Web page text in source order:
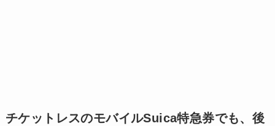
チケットレスのモバイルSuica特急券でも、後